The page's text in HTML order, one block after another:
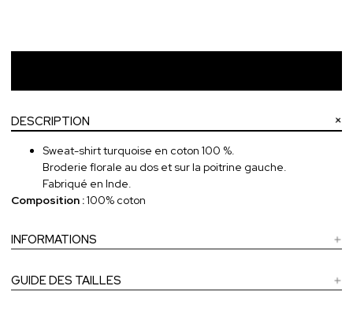
DESCRIPTION
Sweat-shirt turquoise en coton 100 %.
Broderie florale au dos et sur la poitrine gauche.
Fabriqué en Inde.
Composition :100% coton
INFORMATIONS
GUIDE DES TAILLES